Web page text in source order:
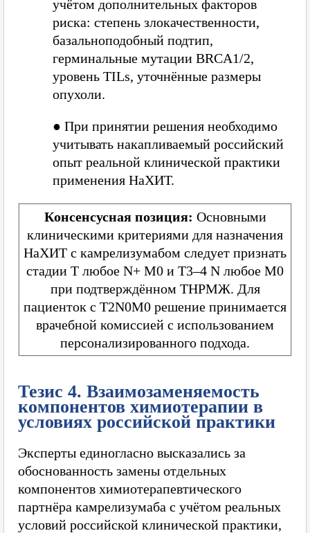
учётом дополнительных факторов
риска: степень злокачественности,
базальноподобный подтип,
герминальные мутации BRCA1/2,
уровень TILs, уточнённые размеры
опухоли.
● При принятии решения необходимо
учитывать накапливаемый российский
опыт реальной клинической практики
применения НаХИТ.
Консенсусная позиция: Основными
клиническими критериями для назначения
НаХИТ с камрелизумабом следует признать
стадии T любое N+ M0 и T3–4 N любое M0
при подтверждённом ТНРМЖ. Для
пациенток с T2N0M0 решение принимается
врачебной комиссией с использованием
персонализированного подхода.
Тезис 4. Взаимозаменяемость
компонентов химиотерапии в
условиях российской практики
Эксперты единогласно высказались за
обоснованность замены отдельных
компонентов химиотерапевтического
партнёра камрелизумаба с учётом реальных
условий российской клинической практики,